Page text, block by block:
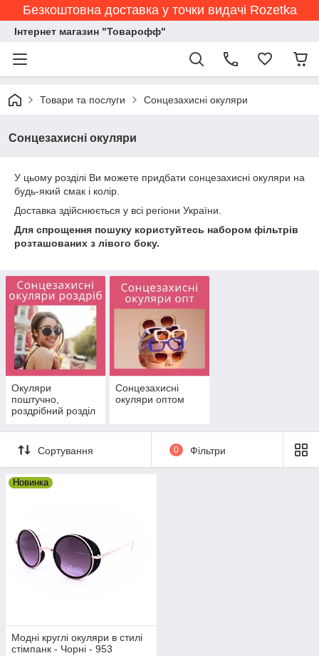
Безкоштовна доставка у точки видачі Rozetka
Інтернет магазин "Товарофф"
Товари та послуги Сонцезахисні окуляри
Сонцезахисні окуляри
У цьому розділі Ви можете придбати сонцезахисні окуляри на
будь-який смак і колір.
Доставка здійснюється у всі регіони України.
Для спрощення пошуку користуйтесь набором фільтрів
розташованих з лівого боку.
Окуляри
поштучно,
роздрібний розділ
Сонцезахисні
окуляри оптом
Сортування 0 Фільтри
Новинка
Модні круглі окуляри в стилі
стімпанк - Чорні - 953